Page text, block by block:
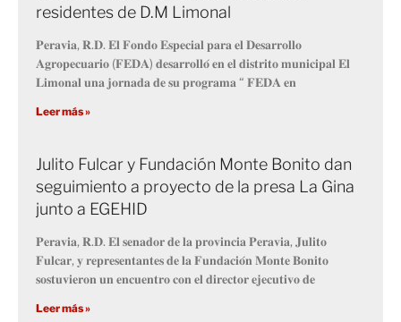
residentes de D.M Limonal
𝐏𝐞𝐫𝐚𝐯𝐢𝐚, 𝐑.𝐃. 𝐄𝐥 𝐅𝐨𝐧𝐝𝐨 𝐄𝐬𝐩𝐞𝐜𝐢𝐚𝐥 𝐩𝐚𝐫𝐚 𝐞𝐥 𝐃𝐞𝐬𝐚𝐫𝐫𝐨𝐥𝐥𝐨
𝐀𝐠𝐫𝐨𝐩𝐞𝐜𝐮𝐚𝐫𝐢𝐨 (𝐅𝐄𝐃𝐀) 𝐝𝐞𝐬𝐚𝐫𝐫𝐨𝐥𝐥𝐨́ 𝐞𝐧 𝐞𝐥 𝐝𝐢𝐬𝐭𝐫𝐢𝐭𝐨 𝐦𝐮𝐧𝐢𝐜𝐢𝐩𝐚𝐥 𝐄𝐥
𝐋𝐢𝐦𝐨𝐧𝐚𝐥 𝐮𝐧𝐚 𝐣𝐨𝐫𝐧𝐚𝐝𝐚 𝐝𝐞 𝐬𝐮 𝐩𝐫𝐨𝐠𝐫𝐚𝐦𝐚 “ 𝐅𝐄𝐃𝐀 𝐞𝐧
Leer más »
Julito Fulcar y Fundación Monte Bonito dan
seguimiento a proyecto de la presa La Gina
junto a EGEHID
𝐏𝐞𝐫𝐚𝐯𝐢𝐚, 𝐑.𝐃. 𝐄𝐥 𝐬𝐞𝐧𝐚𝐝𝐨𝐫 𝐝𝐞 𝐥𝐚 𝐩𝐫𝐨𝐯𝐢𝐧𝐜𝐢𝐚 𝐏𝐞𝐫𝐚𝐯𝐢𝐚, 𝐉𝐮𝐥𝐢𝐭𝐨
𝐅𝐮𝐥𝐜𝐚𝐫, 𝐲 𝐫𝐞𝐩𝐫𝐞𝐬𝐞𝐧𝐭𝐚𝐧𝐭𝐞𝐬 𝐝𝐞 𝐥𝐚 𝐅𝐮𝐧𝐝𝐚𝐜𝐢𝐨́𝐧 𝐌𝐨𝐧𝐭𝐞 𝐁𝐨𝐧𝐢𝐭𝐨
𝐬𝐨𝐬𝐭𝐮𝐯𝐢𝐞𝐫𝐨𝐧 𝐮𝐧 𝐞𝐧𝐜𝐮𝐞𝐧𝐭𝐫𝐨 𝐜𝐨𝐧 𝐞𝐥 𝐝𝐢𝐫𝐞𝐜𝐭𝐨𝐫 𝐞𝐣𝐞𝐜𝐮𝐭𝐢𝐯𝐨 𝐝𝐞
Leer más »